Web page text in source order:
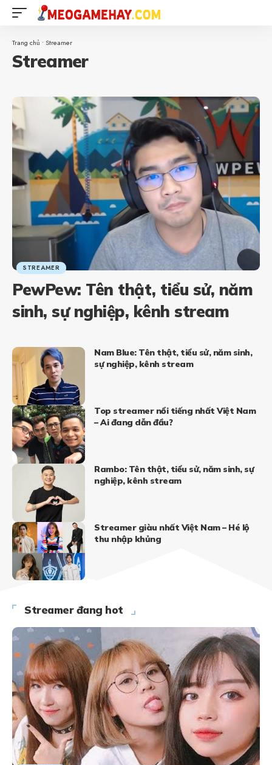
Trang chủ • Streamer
Streamer
STREAMER
PewPew: Tên thật, tiểu sử, năm
sinh, sự nghiệp, kênh stream
Nam Blue: Tên thật, tiểu sử, năm sinh,
sự nghiệp, kênh stream
Top streamer nổi tiếng nhất Việt Nam
– Ai đang dẫn đầu?
Rambo: Tên thật, tiểu sử, năm sinh, sự
nghiệp, kênh stream
Streamer giàu nhất Việt Nam – Hé lộ
thu nhập khủng
Streamer đang hot